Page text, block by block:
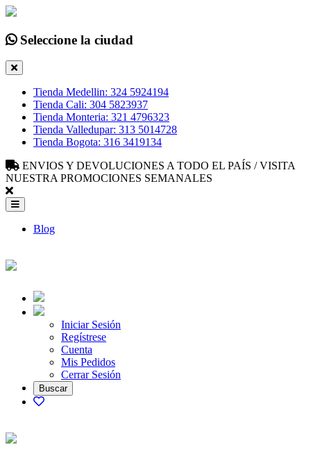
Seleccione la ciudad
Tienda Medellin: 324 5924194
Tienda Cali: 304 5823937
Tienda Monteria: 321 4796323
Tienda Valledupar: 313 5014728
Tienda Bogota: 316 3419134
ENVIOS Y DEVOLUCIONES A TODO EL PAÍS / VISITA
NUESTRA PROMOCIONES SEMANALES
Blog
Iniciar Sesión
Regístrese
Cuenta
Mis Pedidos
Cerrar Sesión